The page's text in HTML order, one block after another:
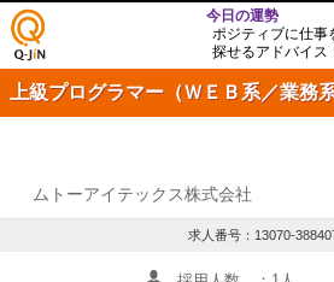
仕事
探し
の求
Q-JiN
今日の運勢
ポジティブに仕事
探せるアドバイス
上級プログラマー（ＷＥＢ系／業務
ムトーアイテックス株式会社
求人番号：13070-